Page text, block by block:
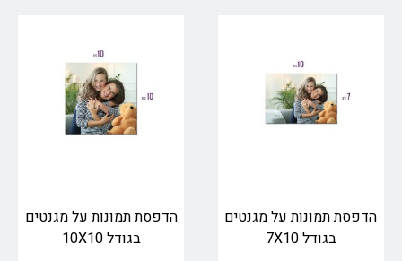
הדפסת תמונות על מגנטים
בגודל 7X10
הדפסת תמונות על מגנטים
בגודל 10X10